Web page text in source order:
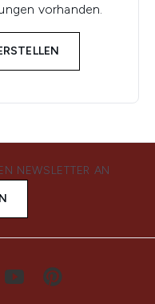
vorhanden.
NEWSLETTER AN